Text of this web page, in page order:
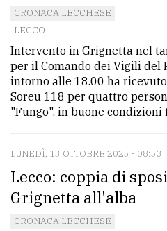
CRONACA LECCHESE
LECCO
Intervento in Grignetta nel
per il Comando dei Vigili del
intorno alle 18.00 ha
Soreu 118 per quattro
"Fungo", in buone condizioni
LUNEDÌ, 13 OTTOBRE 2025 - 08:53
Lecco: coppia di
Grignetta all'alba
CRONACA LECCHESE